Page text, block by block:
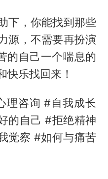
下，你能找到那些
源，不需要再扮演
的自己一个喘息的
快乐找回来！
理咨询 #自我成长
的自己 #拒绝精神
觉察 #如何与痛苦